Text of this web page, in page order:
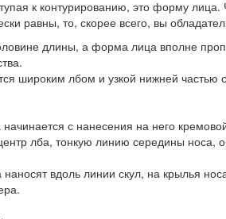
к контурированию, это форму
равны, то, скорее всего, вы
длины, а форма лица вполне
широким лбом и узкой нижней
с нанесения на него
лба, тонкую линию середины носа,
наносят вдоль линии скул, на крылья